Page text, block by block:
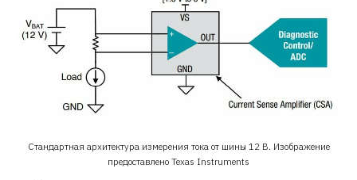
Стандартная архитектура измерения тока от шины 12 В. Изображение
предоставлено Texas Instruments